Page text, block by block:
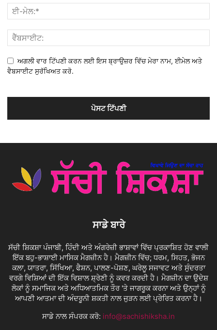
ਅਗਲੀ ਵਾਰ ਟਿੱਪਣੀ ਕਰਨ ਲਈ ਇਸ ਬ੍ਰਾਉਜ਼ਰ ਵਿੱਚ ਮੇਰਾ ਨਾਮ, ਈਮੇਲ ਅਤੇ
ਵੈਬਸਾਈਟ ਸੁਰੱਖਿਅਤ ਕਰੋ.
ਸਾਡੇ ਬਾਰੇ
ਸੱਚੀ ਸ਼ਿਕਸ਼ਾ ਪੰਜਾਬੀ, ਹਿੰਦੀ ਅਤੇ ਅੰਗਰੇਜ਼ੀ ਭਾਸ਼ਾਵਾਂ ਵਿੱਚ ਪ੍ਰਕਾਸ਼ਿਤ ਹੋਣ ਵਾਲੀ
ਇੱਕ ਬਹੁ-ਭਾਸ਼ਾਈ ਮਾਸਿਕ ਮੈਗਜ਼ੀਨ ਹੈ। ਮੈਗਜ਼ੀਨ ਵਿੱਚ; ਧਰਮ, ਸਿਹਤ, ਭੋਜਨ
ਕਲਾ, ਯਾਤਰਾ, ਸਿੱਖਿਆ, ਫੈਸ਼ਨ, ਪਾਲਣ-ਪੋਸ਼ਣ, ਘਰੇਲੂ ਸਜਾਵਟ ਅਤੇ ਸੁੰਦਰਤਾ
ਵਰਗੇ ਵਿਸ਼ਿਆਂ ਦੀ ਇੱਕ ਵਿਸ਼ਾਲ ਸ਼੍ਰੇਣੀ ਨੂੰ ਕਵਰ ਕਰਦੀ ਹੈ। ਮੈਗਜ਼ੀਨ ਦਾ ਉਦੇਸ਼
ਲੋਕਾਂ ਨੂੰ ਸਮਾਜਿਕ ਅਤੇ ਅਧਿਆਤਮਿਕ ਤੌਰ 'ਤੇ ਜਾਗਰੂਕ ਕਰਨਾ ਅਤੇ ਉਨ੍ਹਾਂ ਨੂੰ
ਆਪਣੀ ਆਤਮਾ ਦੀ ਅੰਦਰੂਨੀ ਸ਼ਕਤੀ ਨਾਲ ਜੁੜਨ ਲਈ ਪ੍ਰੇਰਿਤ ਕਰਨਾ ਹੈ।
ਸਾਡੇ ਨਾਲ ਸੰਪਰਕ ਕਰੋ: info@sachishiksha.in